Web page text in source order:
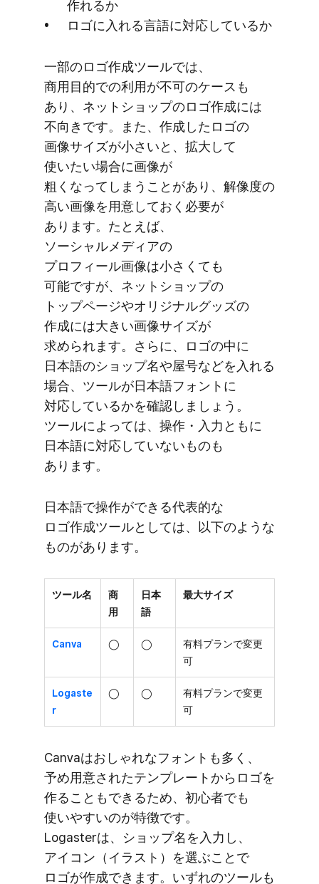
作れるか
ロゴに​入れる​言語に​対応しているか
一部の​ロゴ作成ツールでは、​
商用目的での​利用が​不可の​ケースも​
あり、​ネットショップの​ロゴ作成には​
不向きです。​また、​作成した​ロゴの​
画像サイズが​小さいと、​拡大して​
使いたい​場合に​画像が​
粗くなってしまうことが​あり、​解像度の​
高い​画像を​用意しておく​必要が​
あります。​たとえば、​
ソーシャルメディアの​
プロフィール画像は​小さくても​
可能ですが、​ネットショップの​
トップページや​オリジナルグッズの​
作成には​大きい画像サイズが​
求められます。​さらに、​ロゴの​中に​
日本語の​ショップ名や​屋号などを​入れる​
場合、​ツールが​日本語フォントに​
対応しているかを​確認しましょう。​
ツールに​よっては、​操作・​入力ともに​
日本語に​対応していない​ものも​
あります。
日本語で​操作が​できる​代表的な​
ロゴ作成ツールと​しては、​以下のような​
ものが​あります。
ツール名
商
用
日本
語
最大サイズ
Canva ◯ ◯
有料プランで変更
可
Logaste
r
◯ ◯
有料プランで変更
可
Canvaは​おしゃれな​フォントも​多く、​
予め用意された​テンプレートから​ロゴを​
作る​ことも​できる​ため、​初心者でも​
使いやすいのが​特徴です。​
Logasterは、​ショップ名を​入力し、​
アイコン​（イラスト）を​選ぶことで​
ロゴが​作成できます。​いずれの​ツールも​